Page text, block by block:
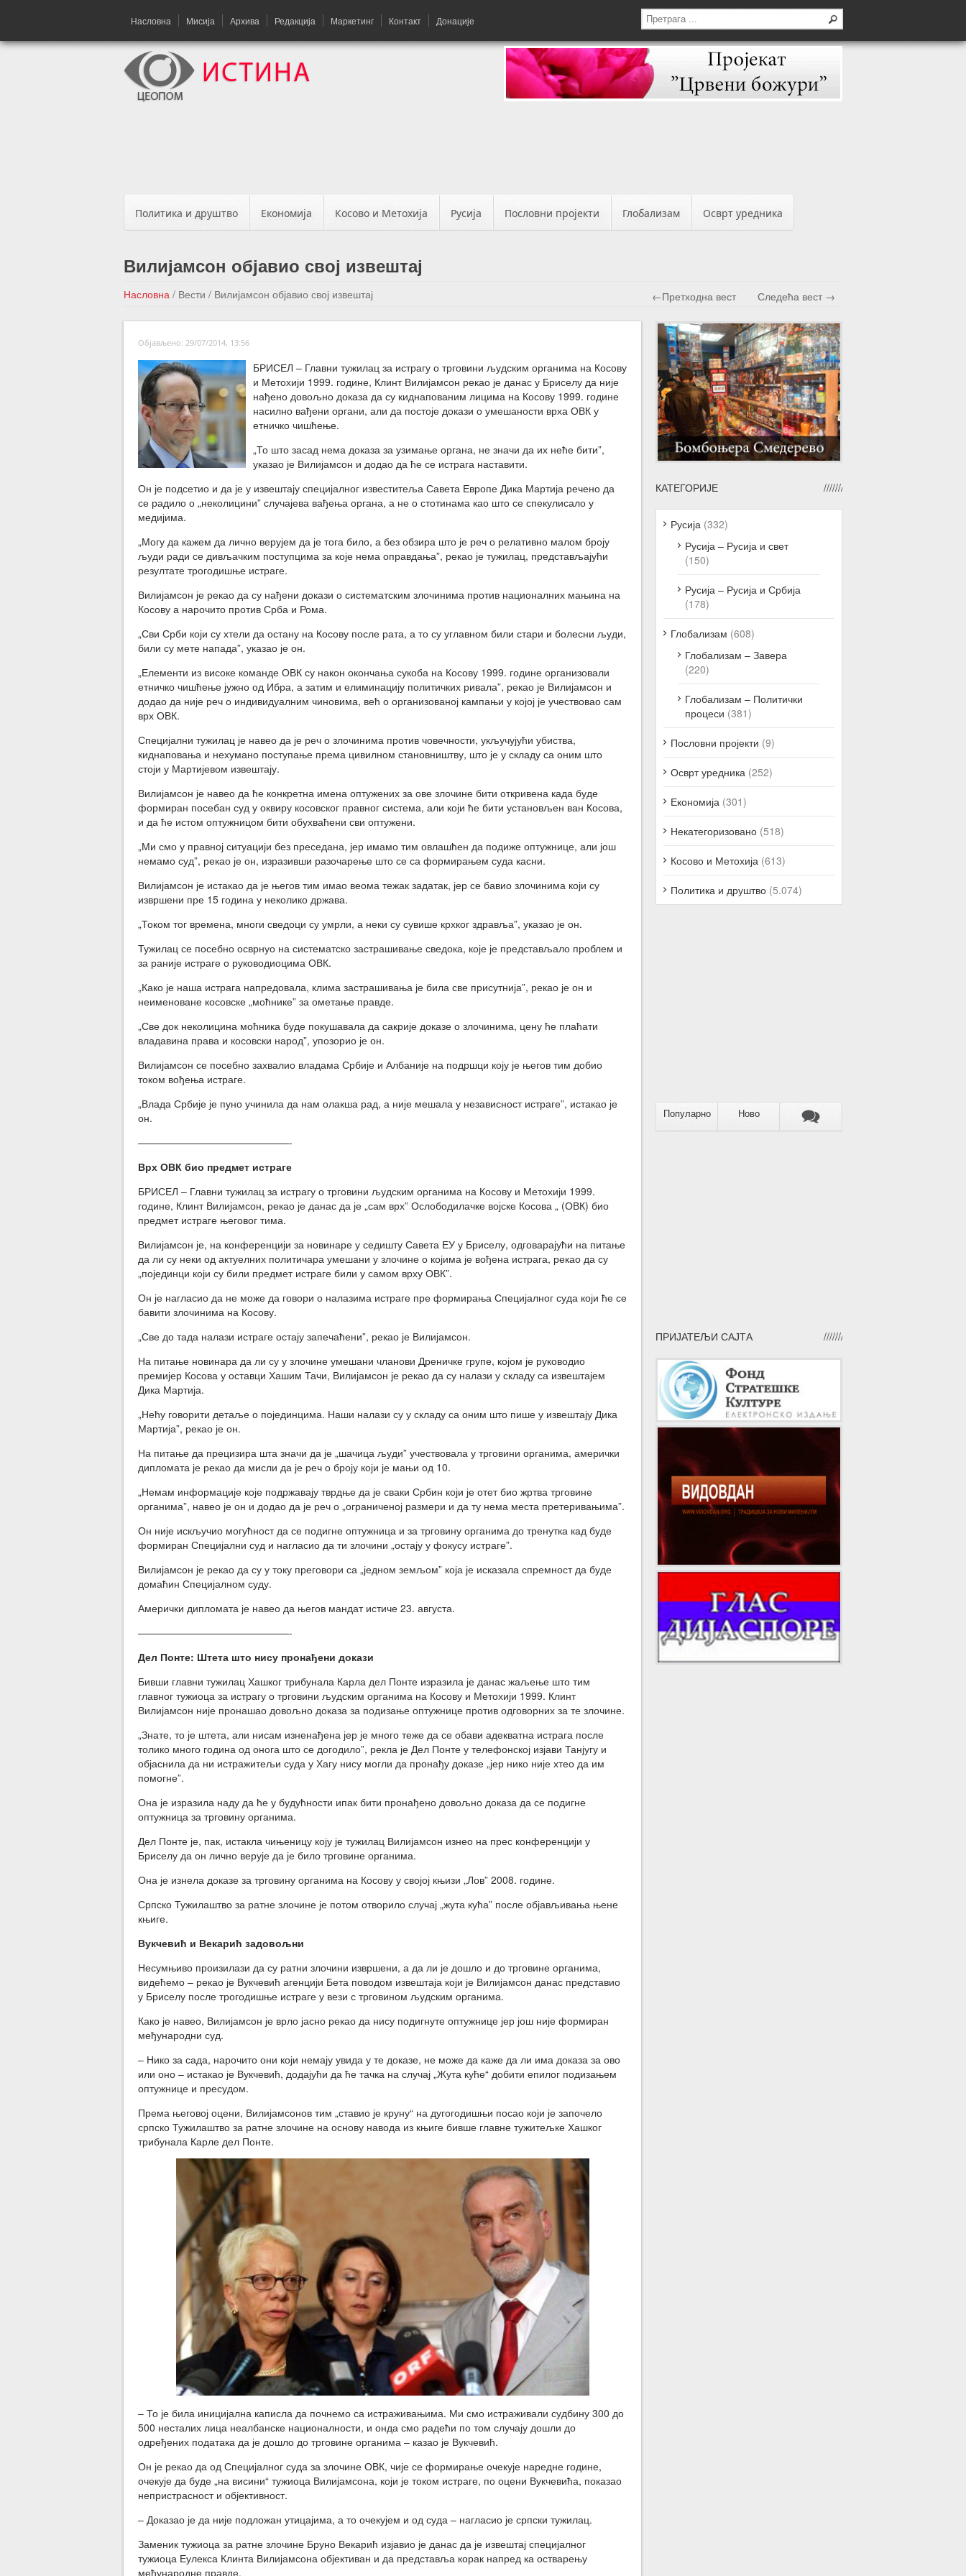
Насловна Мисија Архива Редакција Маркетинг Контакт Донације
Политика и друштво Економија Косово и Метохија Русија Пословни пројекти Глобализам Осврт уредника
Вилијамсон објавио свој извештај
Насловна / Вести / Вилијамсон објавио свој извештај ←Претходна вест Следећа вест →
Објављено: 29/07/2014, 13:56
БРИСЕЛ – Главни тужилац за истрагу о трговини људским органима на Косову
и Метохији 1999. године, Клинт Вилијамсон рекао је данас у Бриселу да није
нађено довољно доказа да су киднапованим лицима на Косову 1999. године
насилно вађени органи, али да постоје докази о умешаности врха ОВК у
етничко чишћење.
„То што засад нема доказа за узимање органа, не значи да их неће бити”,
указао је Вилијамсон и додао да ће се истрага наставити.
Он је подсетио и да је у извештају специјалног известитеља Савета Европе Дика Мартија речено да
се радило о „неколицини” случајева вађења органа, а не о стотинама као што се спекулисало у
медијима.
„Могу да кажем да лично верујем да је тога било, а без обзира што је реч о релативно малом броју
људи ради се дивљачким поступцима за које нема оправдања”, рекао је тужилац, представљајући
резултате трогодишње истраге.
Вилијамсон је рекао да су нађени докази о систематским злочинима против националних мањина на
Косову а нарочито против Срба и Рома.
„Сви Срби који су хтели да остану на Косову после рата, а то су углавном били стари и болесни људи,
били су мете напада”, указао је он.
„Елементи из високе команде ОВК су након окончања сукоба на Косову 1999. године организовали
етничко чишћење јужно од Ибра, а затим и елиминацију политичких ривала”, рекао је Вилијамсон и
додао да није реч о индивидуалним чиновима, већ о организованој кампањи у којој је учествовао сам
врх ОВК.
Специјални тужилац је навео да је реч о злочинима против човечности, укључујући убиства,
киднаповања и нехумано поступање према цивилном становништву, што је у складу са оним што
стоји у Мартијевом извештају.
Вилијамсон је навео да ће конкретна имена оптужених за ове злочине бити откривена када буде
формиран посебан суд у оквиру косовског правног система, али који ће бити установљен ван Косова,
и да ће истом оптужницом бити обухваћени сви оптужени.
„Ми смо у правној ситуацији без преседана, јер имамо тим овлашћен да подиже оптужнице, али још
немамо суд”, рекао је он, изразивши разочарење што се са формирањем суда касни.
Вилијамсон је истакао да је његов тим имао веома тежак задатак, јер се бавио злочинима који су
извршени пре 15 година у неколико држава.
„Током тог времена, многи сведоци су умрли, а неки су сувише крхког здравља”, указао је он.
Тужилац се посебно осврнуо на систематско застрашивање сведока, које је представљало проблем и
за раније истраге о руководиоцима ОВК.
„Како је наша истрага напредовала, клима застрашивања је била све присутнија”, рекао је он и
неименоване косовске „моћнике” за ометање правде.
„Све док неколицина моћника буде покушавала да сакрије доказе о злочинима, цену ће плаћати
владавина права и косовски народ”, упозорио је он.
Вилијамсон се посебно захвалио владама Србије и Албаније на подршци коју је његов тим добио
током вођења истраге.
„Влада Србије је пуно учинила да нам олакша рад, а није мешала у независност истраге”, истакао је
он.
———————————————-
Врх ОВК био предмет истраге
БРИСЕЛ – Главни тужилац за истрагу о трговини људским органима на Косову и Метохији 1999.
године, Клинт Вилијамсон, рекао је данас да је „сам врх” Ослободилачке војске Косова „ (ОВК) био
предмет истраге његовог тима.
Вилијамсон је, на конференцији за новинаре у седишту Савета ЕУ у Бриселу, одговарајући на питање
да ли су неки од актуелних политичара умешани у злочине о којима је вођена истрага, рекао да су
„појединци који су били предмет истраге били у самом врху ОВК”.
Он је нагласио да не може да говори о налазима истраге пре формирања Специјалног суда који ће се
бавити злочинима на Косову.
„Све до тада налази истраге остају запечаћени”, рекао је Вилијамсон.
На питање новинара да ли су у злочине умешани чланови Дреничке групе, којом је руководио
премијер Косова у оставци Хашим Тачи, Вилијамсон је рекао да су налази у складу са извештајем
Дика Мартија.
„Нећу говорити детаље о појединцима. Наши налази су у складу са оним што пише у извештају Дика
Мартија”, рекао је он.
На питање да прецизира шта значи да је „шачица људи” учествовала у трговини органима, амерички
дипломата је рекао да мисли да је реч о броју који је мањи од 10.
„Немам информације које подржавају тврдње да је сваки Србин који је отет био жртва трговине
органима”, навео је он и додао да је реч о „ограниченој размери и да ту нема места претеривањима”.
Он није искључио могућност да се подигне оптужница и за трговину органима до тренутка кад буде
формиран Специјални суд и нагласио да ти злочини „остају у фокусу истраге”.
Вилијамсон је рекао да су у току преговори са „једном земљом” која је исказала спремност да буде
домаћин Специјалном суду.
Амерички дипломата је навео да његов мандат истиче 23. августа.
———————————————-
Дел Понте: Штета што нису пронађени докази
Бивши главни тужилац Хашког трибунала Карла дел Понте изразила је данас жаљење што тим
главног тужиоца за истрагу о трговини људским органима на Косову и Метохији 1999. Клинт
Вилијамсон није пронашао довољно доказа за подизање оптужнице против одговорних за те злочине.
„Знате, то је штета, али нисам изненађена јер је много теже да се обави адекватна истрага после
толико много година од онога што се догодило”, рекла је Дел Понте у телефонској изјави Танјугу и
објаснила да ни истражитељи суда у Хагу нису могли да пронађу доказе „јер нико није хтео да им
помогне”.
Она је изразила наду да ће у будућности ипак бити пронађено довољно доказа да се подигне
оптужница за трговину органима.
Дел Понте је, пак, истакла чињеницу коју је тужилац Вилијамсон изнео на прес конференцији у
Бриселу да он лично верује да је било трговине органима.
Она је изнела доказе за трговину органима на Косову у својој књизи „Лов” 2008. године.
Српско Тужилаштво за ратне злочине је потом отворило случај „жута кућа” после објављивања њене
књиге.
Вукчевић и Векарић задовољни
Несумњиво произилази да су ратни злочини извршени, а да ли је дошло и до трговине органима,
видећемо – рекао је Вукчевић агенцији Бета поводом извештаја који је Вилијамсон данас представио
у Бриселу после трогодишње истраге у вези с трговином људским органима.
Како је навео, Вилијамсон је врло јасно рекао да нису подигнуте оптужнице јер још није формиран
међународни суд.
– Нико за сада, нарочито они који немају увида у те доказе, не може да каже да ли има доказа за ово
или оно – истакао је Вукчевић, додајући да ће тачка на случај „Жута куће“ добити епилог подизањем
оптужнице и пресудом.
Према његовој оцени, Вилијамсонов тим „ставио је круну“ на дугогодишњи посао који је започело
српско Тужилаштво за ратне злочине на основу навода из књиге бивше главне тужитељке Хашког
трибунала Карле дел Понте.
– То је била иницијална каписла да почнемо са истраживањима. Ми смо истраживали судбину 300 до
500 несталих лица неалбанске националности, и онда смо радећи по том случају дошли до
одређених података да је дошло до трговине органима – казао је Вукчевић.
Он је рекао да од Специјалног суда за злочине ОВК, чије се формирање очекује наредне године,
очекује да буде „на висини“ тужиоца Вилијамсона, који је током истраге, по оцени Вукчевића, показао
непристрасност и објективност.
– Доказао је да није подложан утицајима, а то очекујем и од суда – нагласио је српски тужилац.
Заменик тужиоца за ратне злочине Бруно Векарић изјавио је данас да је извештај специјалног
тужиоца Еулекса Клинта Вилијамсона објективан и да представља корак напред ка остварењу
међународне правде.
КАТЕГОРИЈЕ
Русија (332)
Русија – Русија и свет
(150)
Русија – Русија и Србија
(178)
Глобализам (608)
Глобализам – Завера
(220)
Глобализам – Политички
процеси (381)
Пословни пројекти (9)
Осврт уредника (252)
Економија (301)
Некатегоризовано (518)
Косово и Метохија (613)
Политика и друштво (5.074)
Популарно Ново
ПРИЈАТЕЉИ САЈТА